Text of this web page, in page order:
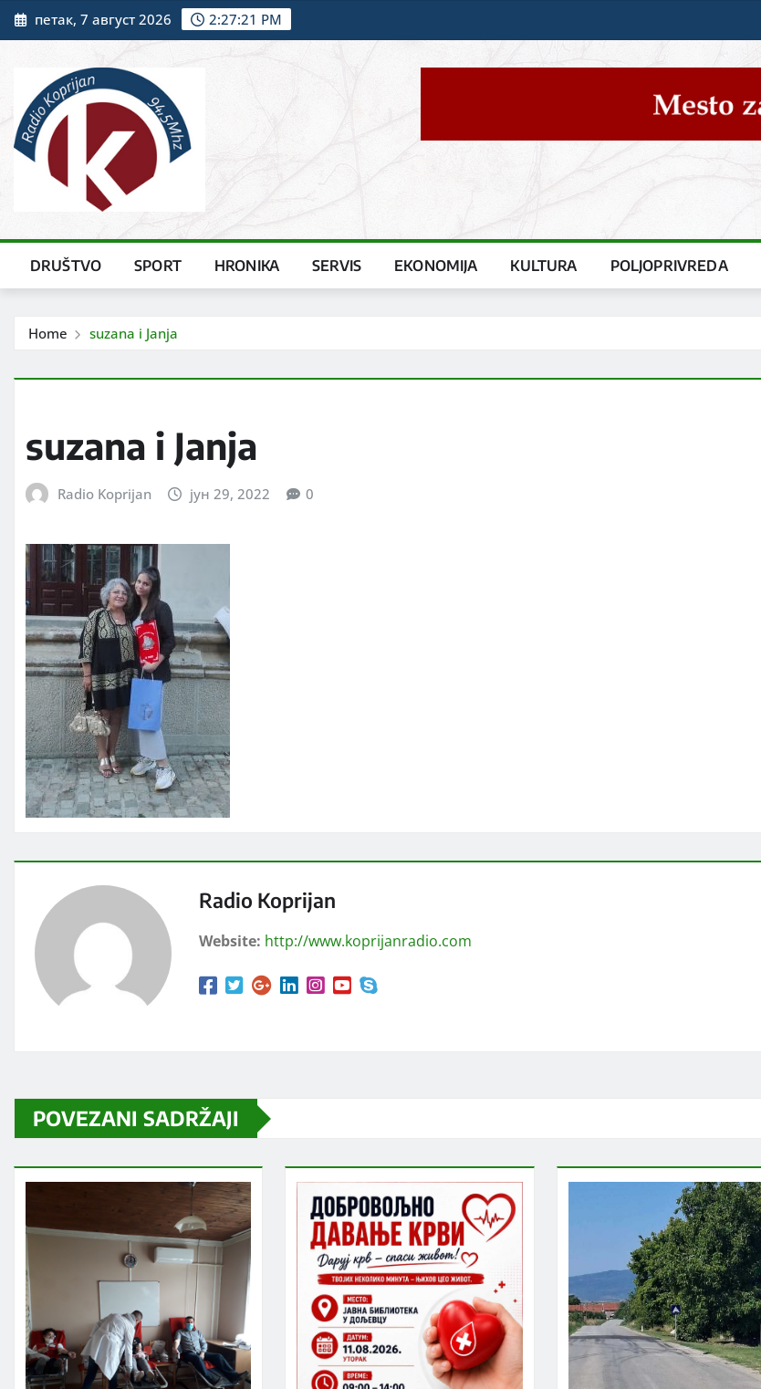
Skip
to
петак, 7 август 2026 2:27:23 PM
DRUŠTVO SPORT HRONIKA SERVIS EKONOMIJA KULTURA POLJOPRIVREDA
Home suzana i Janja
suzana i Janja
Radio Koprijan јун 29, 2022 0
Radio Koprijan
Website: http://www.koprijanradio.com
POVEZANI SADRŽAJI